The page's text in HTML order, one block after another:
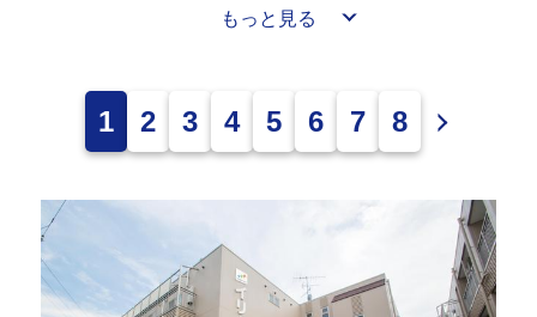
「おそうじ本舗」さん、ありがとうございます。
しょうぶ湯に浸かると、健康に過ごせると言われていま
みなさまと一緒に、健やかに楽しく仲良く過ごして行き
もっと見る
1 2 3 4 5 6 7 8